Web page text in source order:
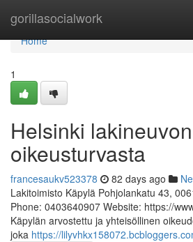
gorillasocialwork
Home
Home
1
Helsinki
oikeusturvasta
francesaukv523378 82 days ago
Lakitoimisto Käpylä Pohjolankatu 43,
Phone: 0403640907 Website: https://
Käpylän arvostettu ja yhteisöllinen
joka https://